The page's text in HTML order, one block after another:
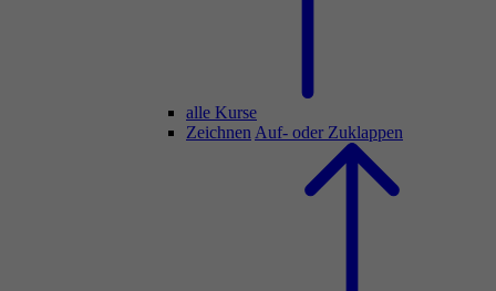
alle Kurse
Zeichnen Auf- oder Zuklappen